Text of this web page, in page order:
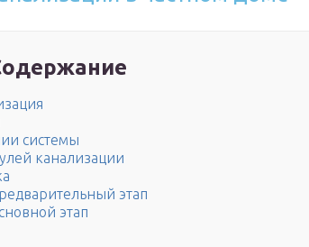
системы
канализации
этап
этап